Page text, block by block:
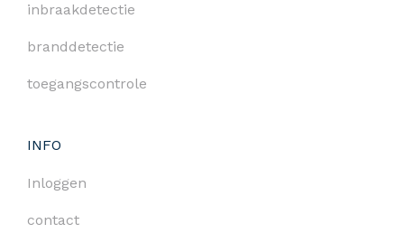
inbraakdetectie
branddetectie
toegangscontrole
INFO
Inloggen
contact